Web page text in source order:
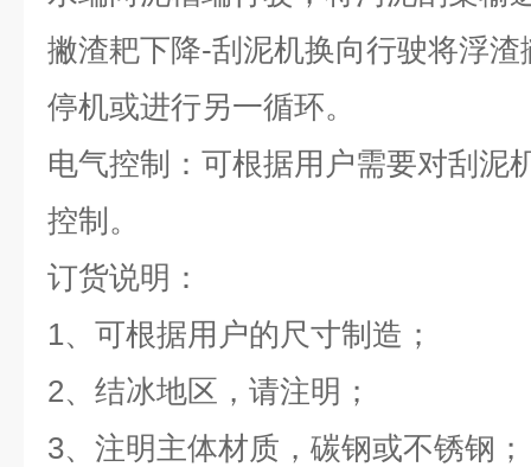
撇渣耙下降-刮泥机换向行驶将浮
停机或进行另一循环。
电气控制： 可根据用户需要对刮泥
控制。
订货说明：
1、可根据用户的尺寸制造；
2、 结冰地区，请注明；
3、注明主体材质，碳钢或不锈钢；